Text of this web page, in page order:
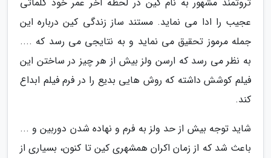
عجیب را ادا می نماید. مستند ساز زندگی کین درباره این
جمله مرموز تحقیق می نماید و به نتایجی می رسد که ....
به نظر می رسد که ارسن ولز بیش از هر چیز در ساختن این
فیلم کوشش داشته که روش هایی بدیع را در فرم فیلم ابداع
کند.
شاید توجه بیش از حد ولز به فرم و نهاده شدن دوربین و ...
باعث شد که از زمان اکران همشهری کین تا کنون، بسیاری از